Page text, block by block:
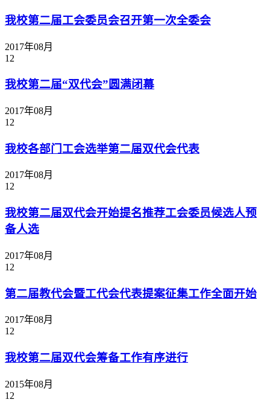
我校第二届工会委员会召开第一次全委会
2017年08月
12
我校第二届“双代会”圆满闭幕
2017年08月
12
我校各部门工会选举第二届双代会代表
2017年08月
12
我校第二届双代会开始提名推荐工会委员候选人预
备人选
2017年08月
12
第二届教代会暨工代会代表提案征集工作全面开始
2017年08月
12
我校第二届双代会筹备工作有序进行
2015年08月
12